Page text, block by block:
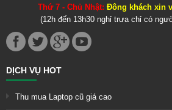
Thứ 7 - Chủ Nhật: Đông khách xin
(12h đến 13h30 nghỉ trưa chỉ có
DỊCH VỤ HOT
Thu mua Laptop cũ giá cao